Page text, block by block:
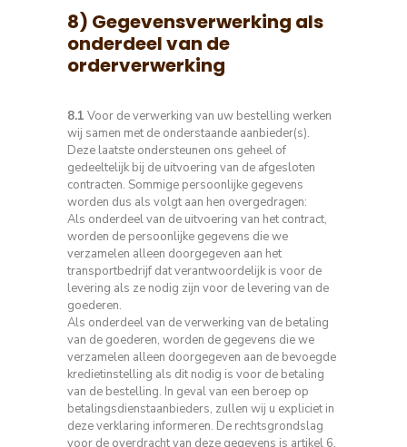
8) Gegevensverwerking als
onderdeel van de
orderverwerking
8.1 Voor de verwerking van uw bestelling werken
wij samen met de onderstaande aanbieder(s).
Deze laatste ondersteunen ons geheel of
gedeeltelijk bij de uitvoering van de afgesloten
contracten. Sommige persoonlijke gegevens
worden dus als volgt aan hen overgedragen:
Als onderdeel van de uitvoering van het contract,
worden de persoonlijke gegevens die we
verzamelen alleen doorgegeven aan het
transportbedrijf dat verantwoordelijk is voor de
levering als ze nodig zijn voor de levering van de
goederen.
Als onderdeel van de verwerking van de betaling
van de goederen, worden de gegevens die we
verzamelen alleen doorgegeven aan de bevoegde
kredietinstelling als dit nodig is voor de betaling
van de bestelling. In geval van een beroep op
betalingsdienstaanbieders, zullen wij u expliciet in
deze verklaring informeren. De rechtsgrondslag
voor de overdracht van deze gegevens is artikel 6,